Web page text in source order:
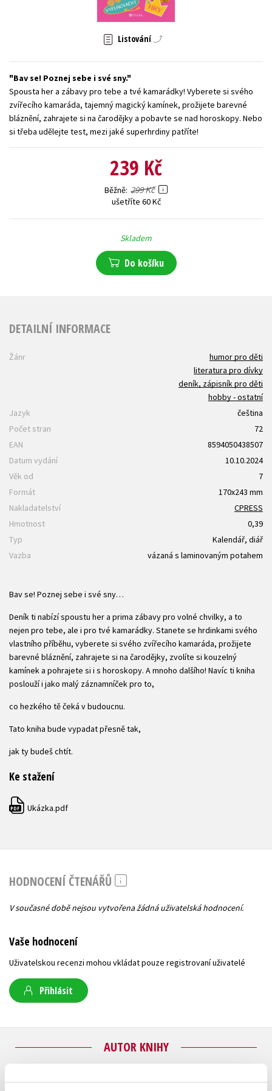
Zahraniční literatura
Všechny tituly
Listování
Bav se! Poznej sebe i své sny.
Spousta her a zábavy pro tebe a tvé kamarádky! Vyberete si svého
zvířecího kamaráda, tajemný magický kamínek, prožijete barevné
bláznění, zahrajete si na čarodějky a pobavte se nad horoskopy. Nebo
si třeba udělejte test, mezi jaké superhrdiny patříte!
239 Kč
Běžně 299 Kč
ušetříte 60 Kč
Skladem
Do košíku
DETAILNÍ INFORMACE
Žánr
humor pro děti
literatura pro dívky
deník, zápisník pro děti
hobby - ostatní
Jazyk
čeština
Počet stran
72
EAN
8594050438507
Datum vydání
10.10.2024
Věk od
7
Formát
170x243 mm
Nakladatelství
CPRESS
Hmotnost
0,39
Typ
Kalendář, diář
Vazba
vázaná s laminovaným potahem
Bav se! Poznej sebe i své sny…
Deník ti nabízí spoustu her a prima zábavy pro volné chvilky, a to
nejen pro tebe, ale i pro tvé kamarádky. Stanete se hrdinkami svého
vlastního příběhu, vyberete si svého zvířecího kamaráda, prožijete
barevné bláznění, zahrajete si na čarodějky, zvolíte si kouzelný
kamínek a pohrajete si i s horoskopy. A mnoho dalšího! Navíc ti kniha
poslouží i jako malý záznamníček pro to,
co hezkého tě čeká v budoucnu.
Tato kniha bude vypadat přesně tak,
jak ty budeš chtít.
Ke stažení
PDF Ukázka.pdf
HODNOCENÍ ČTENÁŘŮ
V současné době nejsou vytvořena žádná uživatelská hodnocení.
Vaše hodnocení
Uživatelskou recenzi mohou vkládat pouze registrovaní uživatelé
Přihlásit
AUTOR KNIHY